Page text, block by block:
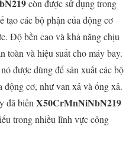
còn được sử dụng trong
tạo các bộ phận của động cơ
Độ bền cao và khả năng chịu
toàn và hiệu suất cho máy bay.
được dùng để sản xuất các bộ
cơ, như van xả và ống xả.
đã biến X50CrMnNiNbN219
trong nhiều lĩnh vực công